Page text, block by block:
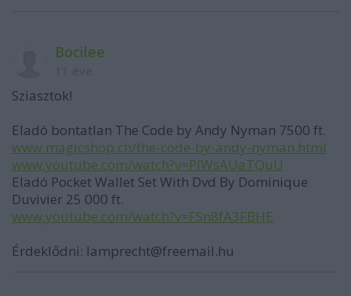
Bocilee
Sziasztok!
Eladó bontatlan The Code by Andy Nyman 7500 ft.
www.magicshop.ch/the-code-by-andy-nyman.html
www.youtube.com/watch?v=PIWsAUaTQuU
Eladó Pocket Wallet Set With Dvd By Dominique
Duvivier 25 000 ft.
www.youtube.com/watch?v=FSn8fA3FBHE
Érdeklődni: lamprecht@freemail.hu